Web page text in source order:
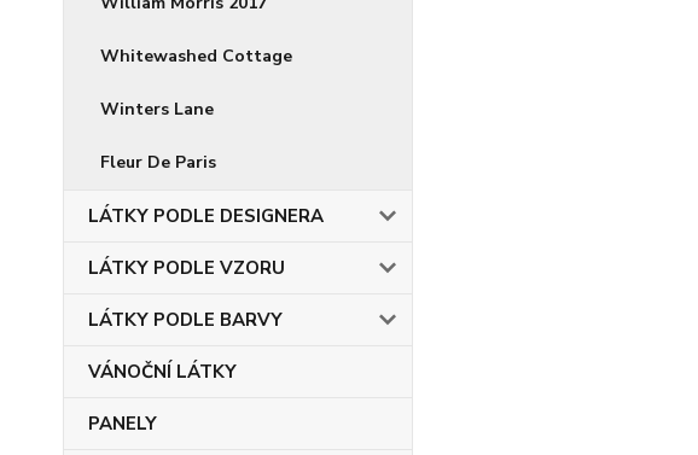
Whitewashed Cottage
Winters Lane
Fleur De Paris
LÁTKY PODLE DESIGNERA
LÁTKY PODLE VZORU
LÁTKY PODLE BARVY
VÁNOČNÍ LÁTKY
PANELY